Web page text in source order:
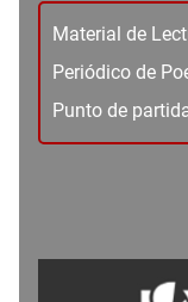
Material de
Periódico de
Punto de